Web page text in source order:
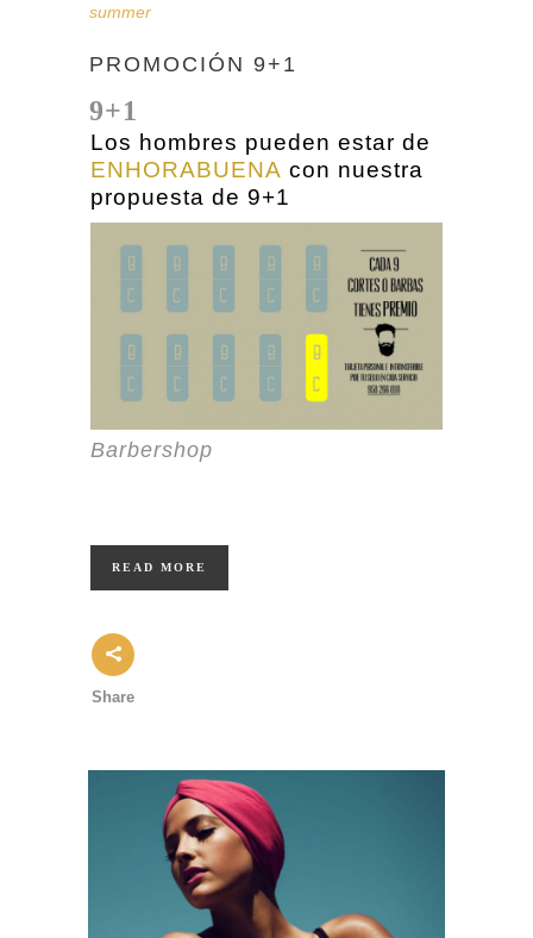
summer
PROMOCIÓN 9+1
9+1
Los hombres pueden estar de
ENHORABUENA con nuestra
propuesta de 9+1
Barbershop
READ MORE
Share